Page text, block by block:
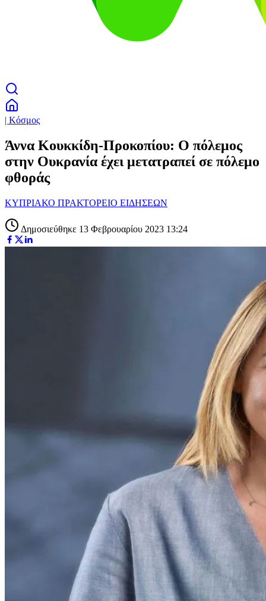
| Κόσμος
Άννα Κουκκίδη-Προκοπίου: Ο πόλεμος
στην Ουκρανία έχει μετατραπεί σε πόλεμο
φθοράς
ΚΥΠΡΙΑΚΟ ΠΡΑΚΤΟΡΕΙΟ ΕΙΔΗΣΕΩΝ
Δημοσιεύθηκε 13 Φεβρουαρίου 2023 13:24